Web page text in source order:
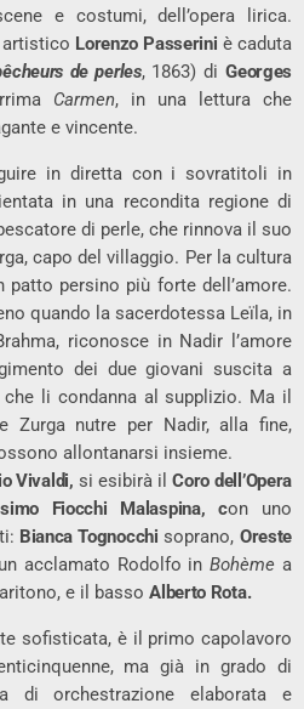
e costumi, dell’opera lirica.
artistico Lorenzo Passerini è caduta
de perles, 1863) diGeorges
Carmen, in una lettura che
e vincente.
in diretta con i sovratitoli in
in una recondita regione di
di perle, che rinnova il suo
capo del villaggio. Per la cultura
persino più forte dell’amore.
quando la sacerdotessa Leïla, in
riconosce in Nadir l’amore
dei due giovani suscita a
li condanna al supplizio. Ma il
Zurga nutre per Nadir, alla fine,
allontanarsi insieme.
Vivaldi, si esibirà ilCoro dell’Opera
Fiocchi Malaspina, con uno
Bianca Tognocchi soprano, Oreste
acclamato Rodolfo in Bohèmea
e il bassoAlberto Rota.
sofisticata, è il primo capolavoro
ma già in grado di
di orchestrazione elaborata e